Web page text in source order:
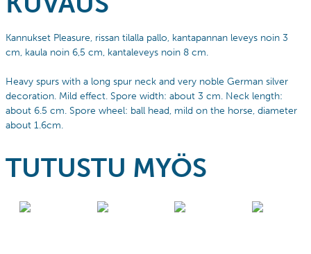
Kannukset Pleasure, rissan tilalla pallo, kantapannan leveys noin 3
cm, kaula noin 6,5 cm, kantaleveys noin 8 cm.
Heavy spurs with a long spur neck and very noble German silver
decoration. Mild effect. Spore width: about 3 cm. Neck length:
about 6.5 cm. Spore wheel: ball head, mild on the horse, diameter
about 1.6cm.
TUTUSTU MYÖS